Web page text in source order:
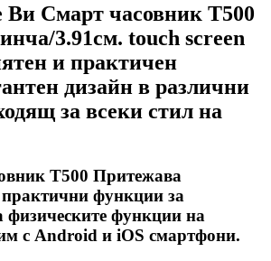
Ви Смарт часовник Т500
3.91см. touch screen
и практичен
дизайн в различни
за всеки стил на
Т500 Притежава
функции за
физическите функции на
с Android и iOS смартфони.